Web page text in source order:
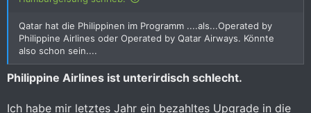
Qatar hat die Philippinen im Programm ....als...Operated by
Philippine Airlines oder Operated by Qatar Airways. Könnte
also schon sein....
Philippine Airlines ist unterirdisch schlecht.
Ich habe mir letztes Jahr ein bezahltes Upgrade in die